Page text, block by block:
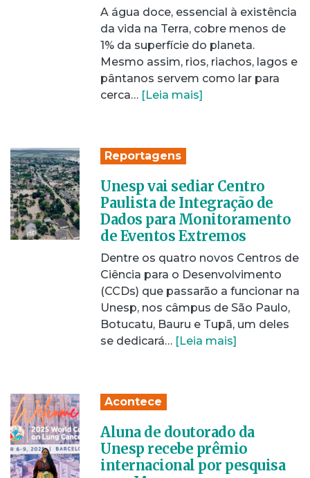
A água doce, essencial à existência
da vida na Terra, cobre menos de
1% da superfície do planeta.
Mesmo assim, rios, riachos, lagos e
pântanos servem como lar para
cerca… [Leia mais]
Reportagens
Unesp vai sediar Centro
Paulista de Integração de
Dados para Monitoramento
de Eventos Extremos
Dentre os quatro novos Centros de
Ciência para o Desenvolvimento
(CCDs) que passarão a funcionar na
Unesp, nos câmpus de São Paulo,
Botucatu, Bauru e Tupã, um deles
se dedicará… [Leia mais]
Acontece
Aluna de doutorado da
Unesp recebe prêmio
internacional por pesquisa